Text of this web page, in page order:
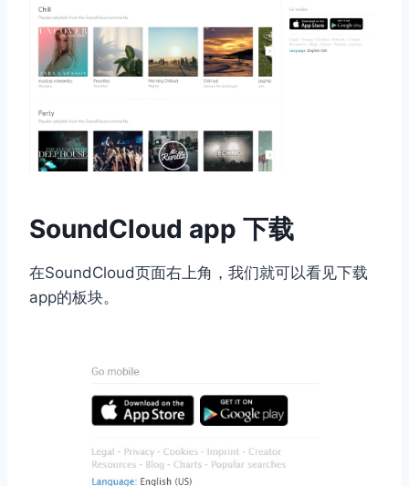
SoundCloud app 下载
在SoundCloud页面右上角，我们就可以看见下载
app的板块。